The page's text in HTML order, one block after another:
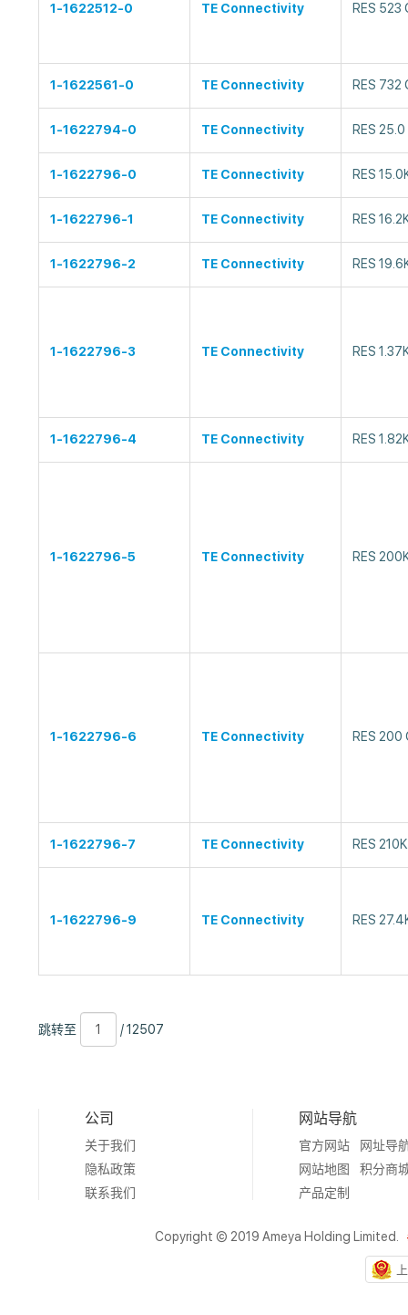
1-1622512-0 TE Connectivity RES 523
1-1622561-0 TE Connectivity RES 732
1-1622794-0 TE Connectivity RES
1-1622796-0 TE Connectivity RES
1-1622796-1 TE Connectivity RES
1-1622796-2 TE Connectivity RES
1-1622796-3 TE Connectivity RES
1-1622796-4 TE Connectivity RES
1-1622796-5 TE Connectivity RES
1-1622796-6 TE Connectivity RES 200
1-1622796-7 TE Connectivity RES
1-1622796-9 TE Connectivity RES
跳
转
跳转至
12507
/ 12507
公司
关于我们
隐私政策
联系我们
网站导航
官方网站
网址导
网站地图
积分商
产品定制
Copyright © 2019 Ameya Holding Limited.